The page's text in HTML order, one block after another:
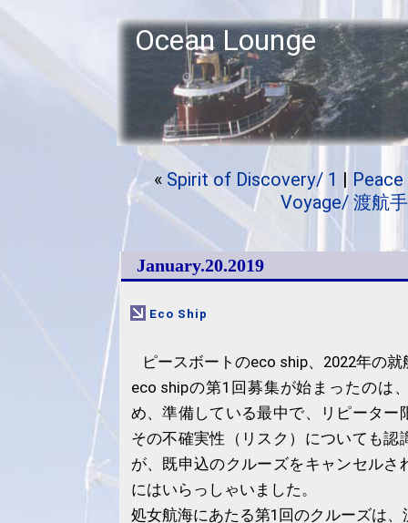
Ocean Lounge
« Spirit of Discovery/ 1 |
Voyage/ 渡航
January.20.2019
Eco Ship
ピースボートのeco ship、2022年の
eco shipの第1回募集が始まったのは
め、準備している最中で、リピーター
その不確実性（リスク）についても認
が、既申込のクルーズをキャンセルさ
にはいらっしゃいました。
処女航海にあたる第1回のクルーズは